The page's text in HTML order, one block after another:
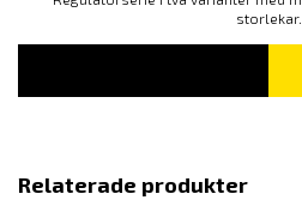
storlekar.
Relaterade produkter